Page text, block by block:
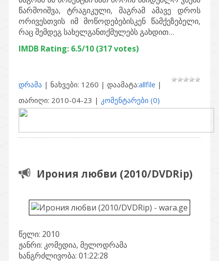
წარმოიშვა, ტრაგიკული, მაგრამ ამავე დროს
ორივესთვის იმ მოწოდებებისკენ წამქეზებელი,
რაც შემდეგ სახელგანთქმულებს გახდით…
IMDB Rating: 6.5/10 (317 votes)
დრამა | ნახვები: 1260 | დაამატა:allfile |
თარიღი: 2010-04-23 | კომენტარები (0)
Ирония любви (2010/DVDRip)
წელი: 2010
ჟანრი: კომედია, მელოდრამა
ხანგრძლივობა: 01:22:28